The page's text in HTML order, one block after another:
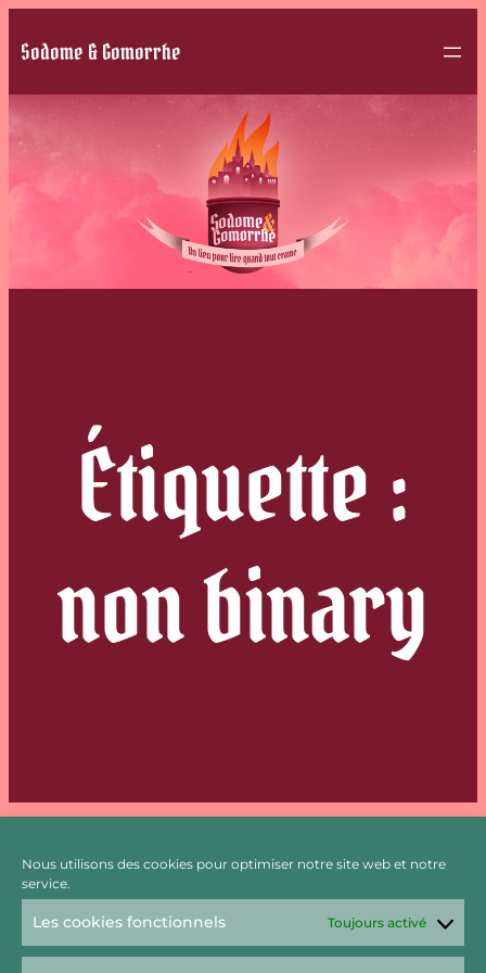
Nous utilisons des cookies pour optimiser notre site web et notre
service.
Les cookies fonctionnels Toujours activé
Sodome & Gomorrhe
Étiquette :
non binary
La Voie d’Agosten, Épisode 07